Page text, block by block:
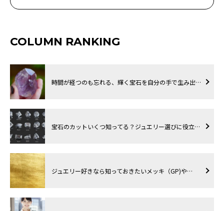
COLUMN RANKING
時間が経つのも忘れる、輝く宝石を自分の手で生み出…
宝石のカットいくつ知ってる？ジュエリー選びに役立…
ジュエリー好きなら知っておきたいメッキ（GP)や…